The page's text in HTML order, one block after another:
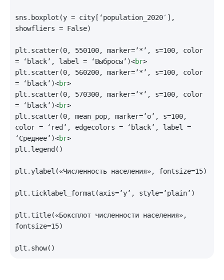
sns.boxplot(y = city[‘population_2020′],
showfliers = False)
plt.scatter(0, 550100, marker=’*’, s=100, color
= ‘black’, label = ‘Выбросы’)<br>
plt.scatter(0, 560200, marker=’*’, s=100, color
= ‘black’)<br>
plt.scatter(0, 570300, marker=’*’, s=100, color
= ‘black’)<br>
plt.scatter(0, mean_pop, marker=’o’, s=100,
color = ‘red’, edgecolors = ‘black’, label =
‘Среднее’)<br>
plt.legend()
plt.ylabel(«Численность населения», fontsize=15)
plt.ticklabel_format(axis=’y’, style=’plain’)
plt.title(«Боксплот численности населения»,
fontsize=15)